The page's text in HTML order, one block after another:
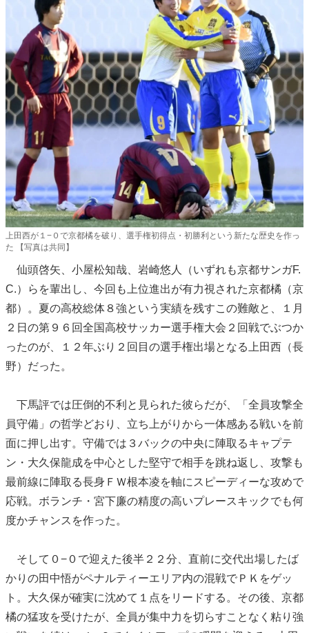
上田西が１−０で京都橘を破り、選手権初得点・初勝利という新たな歴史を作っ
た 【写真は共同】
仙頭啓矢、小屋松知哉、岩崎悠人（いずれも京都サンガF.
C.）らを輩出し、今回も上位進出が有力視された京都橘（京
都）。夏の高校総体８強という実績を残すこの難敵と、１月
２日の第９６回全国高校サッカー選手権大会２回戦でぶつか
ったのが、１２年ぶり２回目の選手権出場となる上田西（長
野）だった。
下馬評では圧倒的不利と見られた彼らだが、「全員攻撃全
員守備」の哲学どおり、立ち上がりから一体感ある戦いを前
面に押し出す。守備では３バックの中央に陣取るキャプテ
ン・大久保龍成を中心とした堅守で相手を跳ね返し、攻撃も
最前線に陣取る長身ＦＷ根本凌を軸にスピーディーな攻めで
応戦。ボランチ・宮下廉の精度の高いプレースキックでも何
度かチャンスを作った。
そして０−０で迎えた後半２２分、直前に交代出場したば
かりの田中悟がペナルティーエリア内の混戦でＰＫをゲッ
ト。大久保が確実に沈めて１点をリードする。その後、京都
橘の猛攻を受けたが、全員が集中力を切らすことなく粘り強